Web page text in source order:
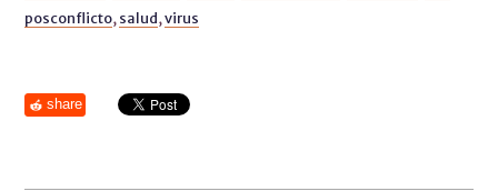
posconflicto, salud,virus
share